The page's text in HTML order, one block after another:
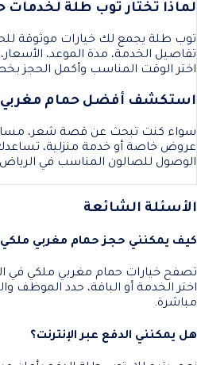
لماذا تختار توب طلة
توب طلة يجمع لك خيارات موثوقة
تفاصيل الخدمة، مدة الموعد،
اختر الوقت المناسب وأكمل الحجز
استكشف أفضل حمام مغربي
سواء كنت تبحث عن قصة شعر، مساج،
عروض خاصة أو خدمة منزلية،
الوصول للصالون المناسب في
الأسئلة الشائعة
كيف يمكنني حجز حمام مغربي
تصفح خيارات حمام مغربي ملكي في
اختر الخدمة أو الباقة، حدد الموظف
مباشرة.
هل يمكنني الدفع عبر الإنترنت؟